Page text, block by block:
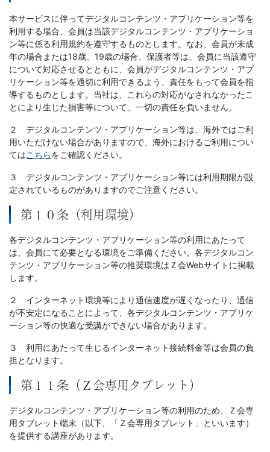
本サービスに伴ってデジタルコンテンツ・アプリケーション等を
利用する場合、会員は当該デジタルコンテンツ・アプリケーショ
ン等に係る利用規約を遵守するものとします。なお、会員が未成
年の場合または18歳、19歳の場合、保護者等は、会員に当該遵守
について対応させるとともに、会員がデジタルコンテンツ・アプ
リケーション等を適切に利用できるよう、責任をもって会員を指
導するものとします。当社は、これらの対応がなされなかったこ
とにより生じた損害等について、一切の責任を負いません。
２ デジタルコンテンツ・アプリケーション等は、海外ではご利
用いただけない場合がありますので、海外におけるご利用につい
てはこちらをご確認ください。
３ デジタルコンテンツ・アプリケーション等には利用期限が設
定されているものがありますのでご注意ください。
第１０条（利用環境）
各デジタルコンテンツ・アプリケーション等の利用にあたって
は、会員にて必要となる環境をご準備ください。各デジタルコン
テンツ・アプリケーション等の推奨環境はＺ会Webサイトに掲載
します。
２ インターネット環境等により通信速度が遅くなったり、通信
が不安定になることによって、各デジタルコンテンツ・アプリケ
ーション等の快適な受講ができない場合があります。
３ 利用にあたって生じるインターネット接続料金等は会員の負
担となります。
第１１条（Ｚ会専用タブレット）
デジタルコンテンツ・アプリケーション等の利用のため、Ｚ会専
用タブレット端末（以下、「Ｚ会専用タブレット」といいます）
を提供する講座があります。